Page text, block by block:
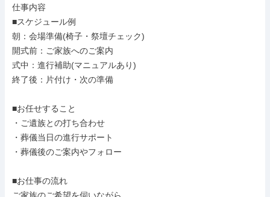
仕事内容
■スケジュール例
朝：会場準備(椅子・祭壇チェック)
開式前：ご家族へのご案内
式中：進行補助(マニュアルあり)
終了後：片付け・次の準備
■お任せすること
・ご遺族との打ち合わせ
・葬儀当日の進行サポート
・葬儀後のご案内やフォロー
■お仕事の流れ